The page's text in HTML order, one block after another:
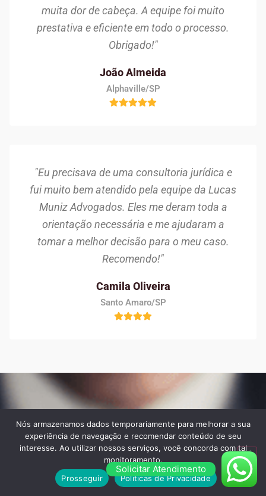
muita dor de cabeça. A equipe foi muito
prestativa e eficiente em todo o processo.
Obrigado!"
João Almeida
Alphaville/SP
"Eu precisava de uma consultoria jurídica e
fui muito bem atendido pela equipe da Lucas
Muniz Advogados. Eles me deram toda a
orientação necessária e me ajudaram a
tomar a melhor decisão para o meu caso.
Recomendo!"
Camila Oliveira
Santo Amaro/SP
Dúvidas frequentes
Veja algumas das maiores dúvidas dos nossos
clientes ao contratar os nossos serviços:
Solicitar Atendimento
Nós armazenamos dados temporariamente para melhorar a sua
experiência de navegação e recomendar conteúdo de seu
interesse. Ao utilizar nossos serviços, você concorda com tal
monitoramento.
Prosseguir
Políticas de Privacidade